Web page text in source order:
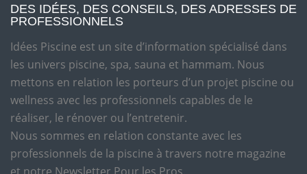
DES IDÉES, DES CONSEILS, DES ADRESSES DE
PROFESSIONNELS
Idées Piscine est un site d’information spécialisé dans
les univers piscine, spa, sauna et hammam. Nous
mettons en relation les porteurs d’un projet piscine ou
wellness avec les professionnels capables de le
réaliser, le rénover ou l’entretenir.
Nous sommes en relation constante avec les
professionnels de la piscine à travers notre magazine